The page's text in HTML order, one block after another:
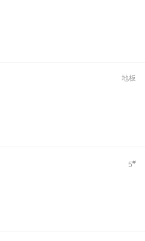
地板
5#